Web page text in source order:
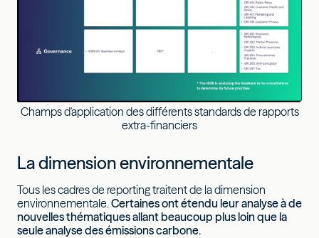
Champs d'application des différents standards de rapports
extra-financiers
La dimension environnementale
Tous les cadres de reporting traitent de la dimension
environnementale. Certaines ont étendu leur analyse à de
nouvelles thématiques allant beaucoup plus loin que la
seule analyse des émissions carbone.